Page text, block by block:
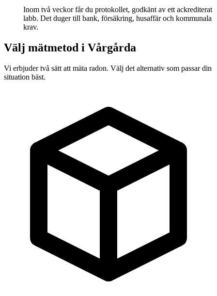
Inom två veckor får du protokollet, godkänt av ett ackrediterat
labb. Det duger till bank, försäkring, husaffär och kommunala
krav.
Välj mätmetod i Vårgårda
Vi erbjuder två sätt att mäta radon. Välj det alternativ som passar din
situation bäst.